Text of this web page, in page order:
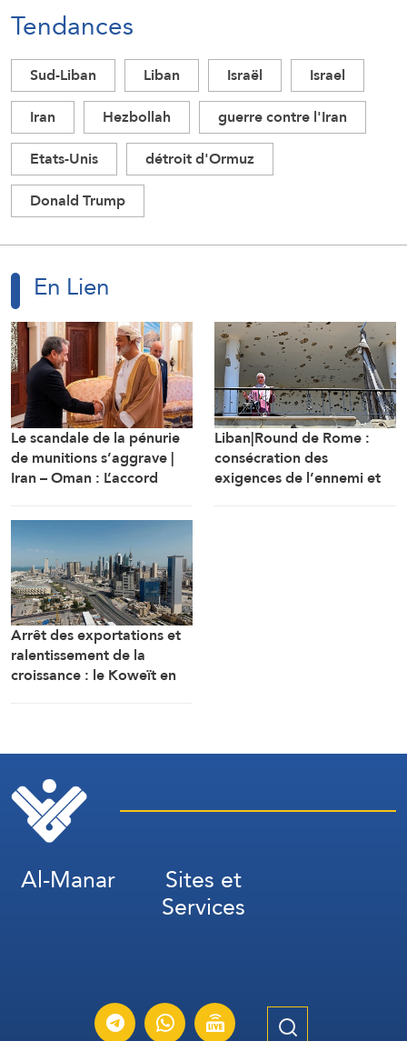
Tendances
Sud-Liban Liban Israël
Israel
Iran
Hezbollah
guerre contre l'Iran
Etats-Unis
détroit d'Ormuz
Donald Trump
En Lien
Le scandale de la pénurie
de munitions s’aggrave |
Iran – Oman : L’accord
Liban|Round de Rome :
consécration des
exigences de l’ennemi et
Arrêt des exportations et
ralentissement de la
croissance : le Koweït en
Al-Manar Sites et
Services